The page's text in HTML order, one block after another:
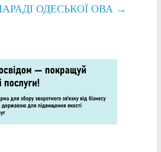
ОДЕСЬКОЇ ОВА →